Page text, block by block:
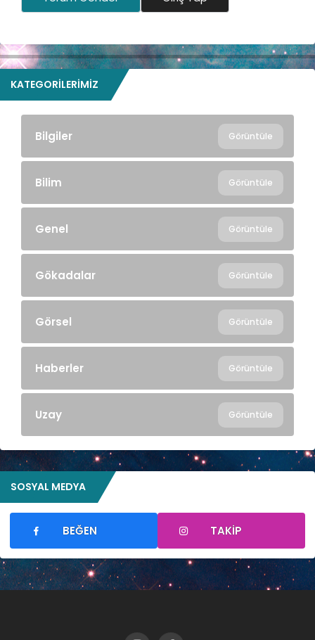
KATEGORILERIMIZ
Bilgiler Görüntüle
Bilim Görüntüle
Genel Görüntüle
Gökadalar Görüntüle
Görsel Görüntüle
Haberler Görüntüle
Uzay Görüntüle
SOSYAL MEDYA
BEĞEN TAKIP